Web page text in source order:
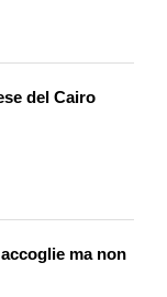
del Cairo
ma non